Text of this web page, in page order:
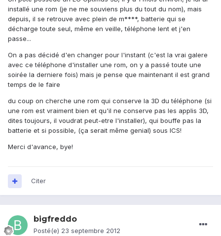
installé une rom (je ne me souviens plus du tout du nom), mais
depuis, il se retrouve avec plein de m****, batterie qui se
décharge toute seul, même en veille, téléphone lent et j'en
passe...
On a pas décidé d'en changer pour l'instant (c'est la vrai galere
avec ce téléphone d'installer une rom, on y a passé toute une
soirée la derniere fois) mais je pense que maintenant il est grand
temps de le faire
du coup on cherche une rom qui conserve la 3D du téléphone (si
une rom est vraiment bien et qu'il ne conserve pas les applis 3D,
dites toujours, il voudrat peut-etre l'installer), qui bouffe pas la
batterie et si possible, (ça serait même genial) sous ICS!
Merci d'avance, bye!
Citer
bigfreddo
Posté(e) 23 septembre 2012